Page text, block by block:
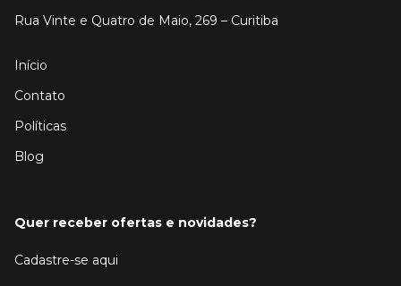
Rua Vinte e Quatro de Maio, 269 – Curitiba
Início
Contato
Políticas
Blog
Quer receber ofertas e novidades?
Cadastre-se aqui